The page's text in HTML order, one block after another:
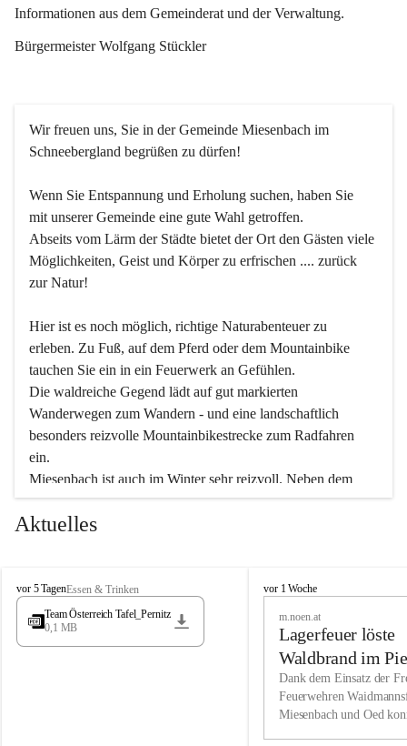
Informationen aus dem Gemeinderat und der Verwaltung.
Bürgermeister Wolfgang Stückler
Wir freuen uns, Sie in der Gemeinde Miesenbach im
Schneebergland begrüßen zu dürfen!
Wenn Sie Entspannung und Erholung suchen, haben Sie
mit unserer Gemeinde eine gute Wahl getroffen.
Abseits vom Lärm der Städte bietet der Ort den Gästen viele
Möglichkeiten, Geist und Körper zu erfrischen .... zurück
zur Natur!
Hier ist es noch möglich, richtige Naturabenteuer zu
erleben. Zu Fuß, auf dem Pferd oder dem Mountainbike
tauchen Sie ein in ein Feuerwerk an Gefühlen.
Die waldreiche Gegend lädt auf gut markierten
Wanderwegen zum Wandern - und eine landschaftlich
besonders reizvolle Mountainbikestrecke zum Radfahren
ein.
Miesenbach ist auch im Winter sehr reizvoll. Neben dem
Eisstockschießen gibt es auf dem nahe gelegenen Unterberg
wunderschöne Naturschneepisten, die zum Schifahren oder
vielfältige Angebot unserer Kulturvereine.
Überzeugen Sie sich selbst, dass Sie in Miesenbach sowie
in den Beherbergungsbetrieben, Gaststätten und urigen
Wir kennen Miesenbach als lebens- und liebenswerten Ort.
Tradition und Innovation werden ebenso groß geschrieben
Aktuelles
M
i
s
vor 5 TagenEssen & Trinken
Team Österreich Tafel_Pernitz
0,1 MB
M
h
vor 1 Woche
m.noen.at
Lagerfeuer löste
Waldbrand im
aus
Dank dem Einsatz der
Feuerwehren
Miesenbach und Oed